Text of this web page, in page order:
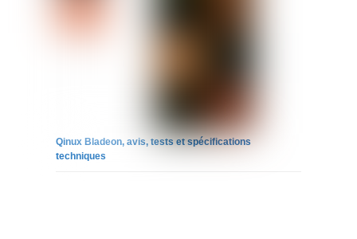
Qinux Bladeon, avis, tests et spécifications
techniques